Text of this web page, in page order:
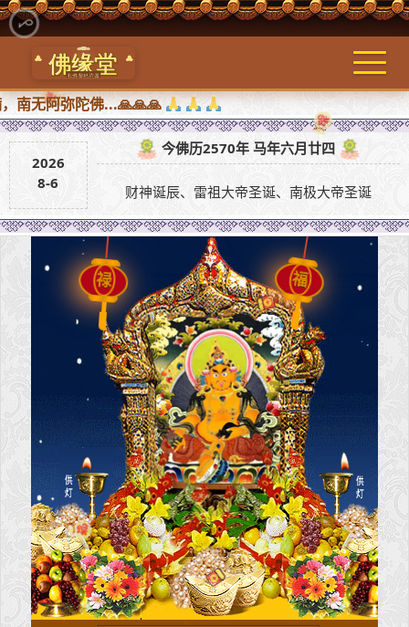
无阿弥陀佛...🙏🙏🙏
2026
8-6
今佛历2570年 马年六月廿四
财神诞辰、雷祖大帝圣诞、南极大帝圣诞
福
禄